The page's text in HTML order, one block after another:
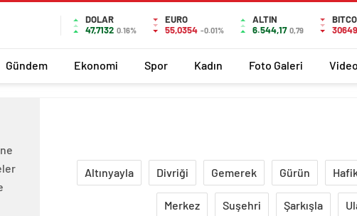
DOLAR
47,7132 0.16%
EURO
55,0354 -0.01%
ALTIN
6.544,17 0,79
Gündem Ekonomi Spor Kadın Foto Galeri
Altınyayla Divriği Gemerek Gürün
Merkez Suşehri Şarkışla